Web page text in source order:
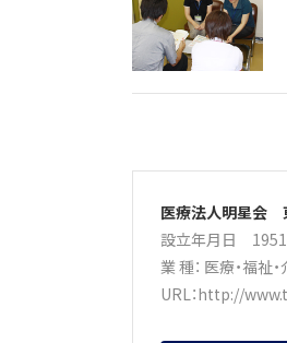
医療法人明星会
設立年月日
業 種： 医療・福祉
URL：http://